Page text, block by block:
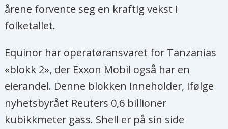
årene forvente seg en kraftig vekst i
folketallet.
Equinor har operatøransvaret for Tanzanias
«blokk 2», der Exxon Mobil også har en
eierandel. Denne blokken inneholder, ifølge
nyhetsbyrået Reuters 0,6 billioner
kubikkmeter gass. Shell er på sin side